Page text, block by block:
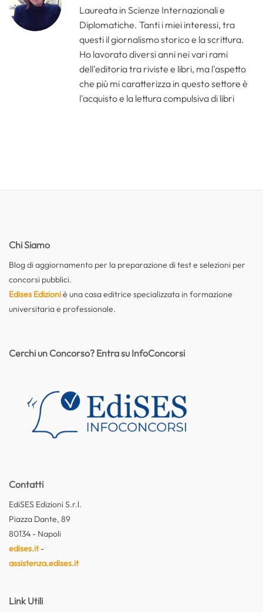
Laureata in Scienze Internazionali e
Diplomatiche. Tanti i miei interessi, tra
questi il giornalismo storico e la scrittura.
Ho lavorato diversi anni nei vari rami
dell'editoria tra riviste e libri, ma l'aspetto
che più mi caratterizza in questo settore è
l'acquisto e la lettura compulsiva di libri
Chi Siamo
Blog di aggiornamento per la preparazione di test e selezioni per
concorsi pubblici.
Edises Edizioniè una casa editrice specializzata in formazione
universitaria e professionale.
Contatti
EdiSES Edizioni S.r.l.
Piazza Dante, 89
80134 - Napoli
edises.it-
assistenza.edises.it
Link Utili
Cerchi un Concorso? Entra su InfoConcorsi